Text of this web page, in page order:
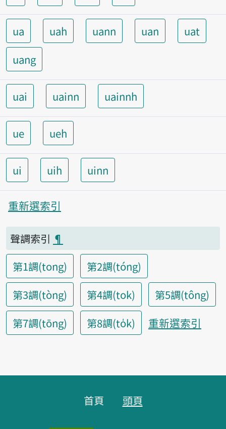
ua uah uann uan
uat
uang
uai uainn uainnh
ue ueh
ui uih uinn
重新選索引
聲調索引 ¶
第1調(tong)
第2調(tóng)
第3調(tòng)
第4調(tok)
第5調(tông)
第7調(tōng)
第8調(to̍k) 重新選索引
首頁 頭頁